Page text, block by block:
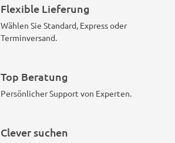
Flexible Lieferung
Wählen Sie Standard, Express oder
Terminversand.
Top Beratung
Persönlicher Support von Experten.
Clever suchen